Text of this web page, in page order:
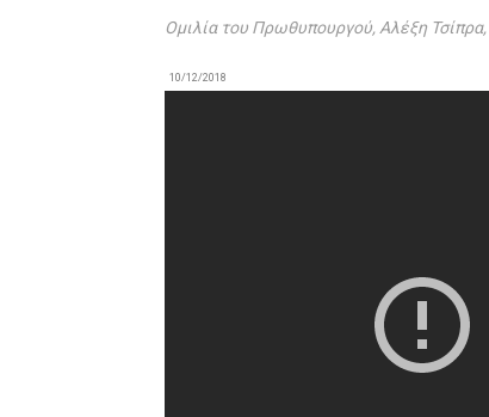
Oμιλία του Πρωθυπουργού, Αλέξη
10/12/2018